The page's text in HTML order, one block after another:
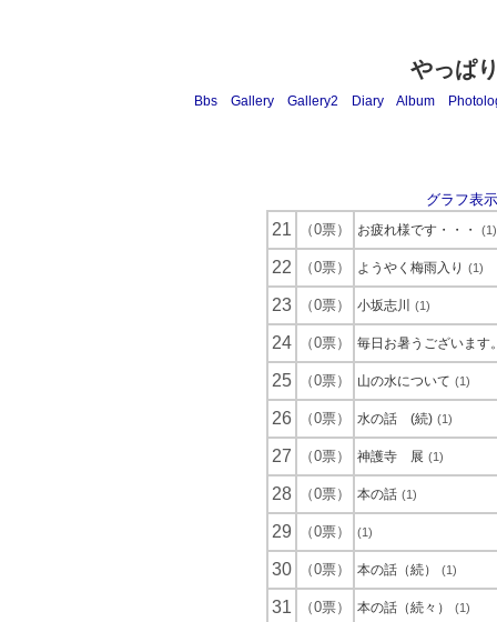
やっぱ
Bbs Gallery Gallery2 Diary Album
グラフ表示
21 （0票） お疲れ様です・・・ (1)
22 （0票） ようやく梅雨入り (1)
23 （0票） 小坂志川 (1)
24 （0票） 毎日お暑うございます
25 （0票） 山の水について (1)
26 （0票） 水の話 (続) (1)
27 （0票） 神護寺 展 (1)
28 （0票） 本の話 (1)
29 （0票） (1)
30 （0票） 本の話（続） (1)
31 （0票） 本の話（続々） (1)